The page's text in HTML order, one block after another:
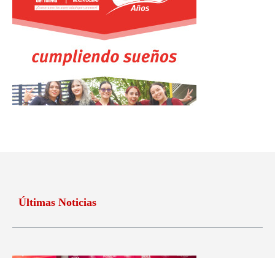
Últimas Noticias